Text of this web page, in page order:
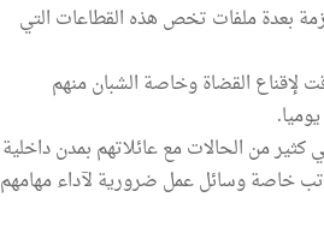
بعدة ملفات تخص هذه القطاعات التي
لإقناع القضاة وخاصة الشبان منهم
من الحالات مع عائلاتهم بمدن داخلية
خاصة وسائل عمل ضرورية لآداء مهامهم